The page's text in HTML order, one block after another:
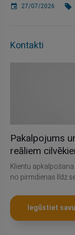
27/07/2026
Kontakti
Pakalpojums
reāliem
Klientu
no pirmdienas līdz
Iegūstiet